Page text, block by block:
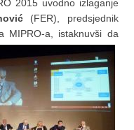
2015 uvodno izlaganje
(FER), predsjednik
MIPRO-a, istaknuvši da